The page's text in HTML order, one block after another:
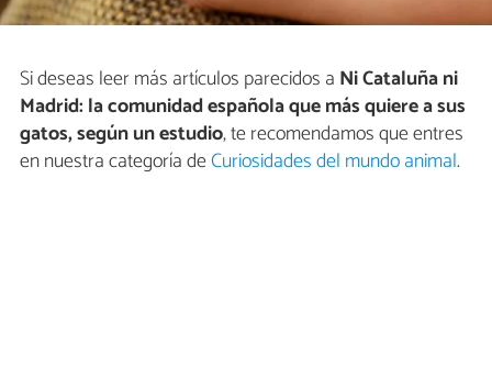
Si deseas leer más artículos parecidos a Ni Cataluña ni
Madrid: la comunidad española que más quiere a sus
gatos, según un estudio, te recomendamos que entres
en nuestra categoría deCuriosidades del mundo animal.